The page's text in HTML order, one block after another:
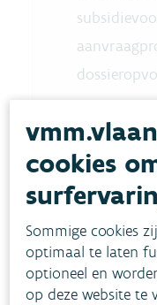
cookies
Sommige cookies
optimaal te laten
optioneel en
op deze website te